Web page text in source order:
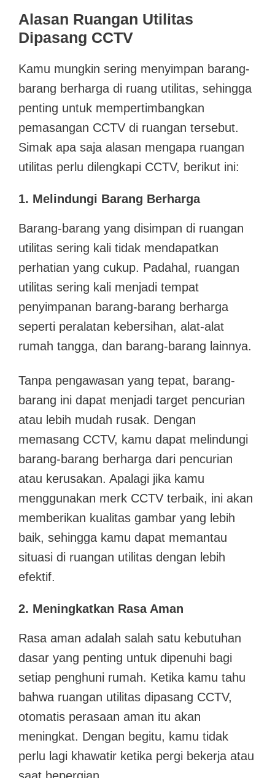
Alasan Ruangan Utilitas
Dipasang CCTV
Kamu mungkin sering menyimpan barang-
barang berharga di ruang utilitas, sehingga
penting untuk mempertimbangkan
pemasangan CCTV di ruangan tersebut.
Simak apa saja alasan mengapa ruangan
utilitas perlu dilengkapi CCTV, berikut ini:
1. Melindungi Barang Berharga
Barang-barang yang disimpan di ruangan
utilitas sering kali tidak mendapatkan
perhatian yang cukup. Padahal, ruangan
utilitas sering kali menjadi tempat
penyimpanan barang-barang berharga
seperti peralatan kebersihan, alat-alat
rumah tangga, dan barang-barang lainnya.
Tanpa pengawasan yang tepat, barang-
barang ini dapat menjadi target pencurian
atau lebih mudah rusak. Dengan
memasang CCTV, kamu dapat melindungi
barang-barang berharga dari pencurian
atau kerusakan. Apalagi jika kamu
menggunakan merk CCTV terbaik, ini akan
memberikan kualitas gambar yang lebih
baik, sehingga kamu dapat memantau
situasi di ruangan utilitas dengan lebih
efektif.
2. Meningkatkan Rasa Aman
Rasa aman adalah salah satu kebutuhan
dasar yang penting untuk dipenuhi bagi
setiap penghuni rumah. Ketika kamu tahu
bahwa ruangan utilitas dipasang CCTV,
otomatis perasaan aman itu akan
meningkat. Dengan begitu, kamu tidak
perlu lagi khawatir ketika pergi bekerja atau